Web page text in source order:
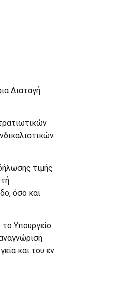
Διαταγή
τιμής
όσο και
Υπουργείο
και του εν